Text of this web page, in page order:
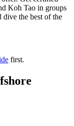
Koh Tao in groups
the best of the
first.